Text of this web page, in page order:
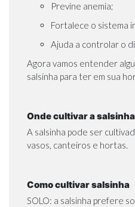
Previne anemia;
Fortalece o sistema
Ajuda a controlar o
Agora vamos entender
salsinha para ter em sua
Onde cultivar a salsinha
A salsinha pode ser
vasos, canteiros e hortas.
Como cultivar salsinha
SOLO: a salsinha prefere